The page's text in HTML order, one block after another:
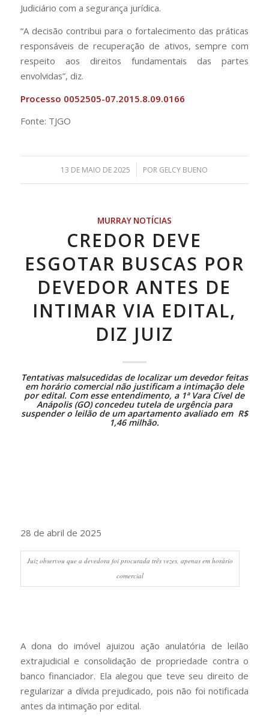
Judiciário com a segurança jurídica.
“A decisão contribui para o fortalecimento das práticas
responsáveis de recuperação de ativos, sempre com
respeito aos direitos fundamentais das partes
envolvidas”, diz.
Processo 0052505-07.2015.8.09.0166
Fonte: TJGO
13 DE MAIO DE 2025
/ POR GELCY BUENO
MURRAY NOTÍCIAS
CREDOR DEVE
ESGOTAR BUSCAS POR
DEVEDOR ANTES DE
INTIMAR VIA EDITAL,
DIZ JUIZ
Tentativas malsucedidas de localizar um devedor feitas
em horário comercial não justificam a intimação dele
por edital. Com esse entendimento, a 1ª Vara Cível de
Anápolis (GO) concedeu tutela de urgência para
suspender o leilão de um apartamento avaliado em R$
1,46 milhão.
28 de abril de 2025
Juiz observou que a devedora foi procurada três vezes, apenas em horário
comercial
A dona do imóvel ajuizou ação anulatória de leilão
extrajudicial e consolidação de propriedade contra o
banco financiador. Ela alegou que teve seu direito de
regularizar a dívida prejudicado, pois não foi notificada
antes da intimação por edital.